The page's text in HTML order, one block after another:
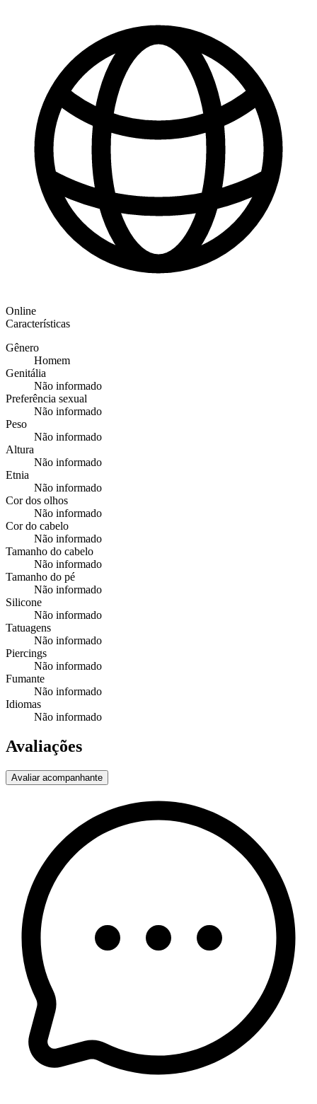
Online
Características
Gênero
Homem
Genitália
Não informado
Preferência sexual
Não informado
Peso
Não informado
Altura
Não informado
Etnia
Não informado
Cor dos olhos
Não informado
Cor do cabelo
Não informado
Tamanho do cabelo
Não informado
Tamanho do pé
Não informado
Silicone
Não informado
Tatuagens
Não informado
Piercings
Não informado
Fumante
Não informado
Idiomas
Não informado
Avaliações
Avaliar acompanhante